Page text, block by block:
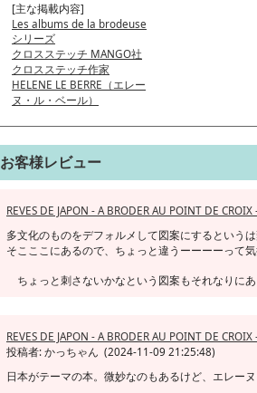
[主な掲載内容]
Les albums de la brodeuse
シリーズ
クロスステッチ MANGO社
クロスステッチ作家
HELENE LE BERRE（エレー
ヌ・ル・ベール）
お客様レビュー
REVES DE JAPON - A BRODER AU POINT DE
多文化のものをデフォルメして図案にするという
そこここにあるので、ちょっと違うーーーーって
ちょっと刺さないかなという図案もそれなりにあ
REVES DE JAPON - A BRODER AU POINT DE
投稿者: かっちゃん (2024-11-09 21:25:48)
日本がテーマの本。微妙なのもあるけど、エレー